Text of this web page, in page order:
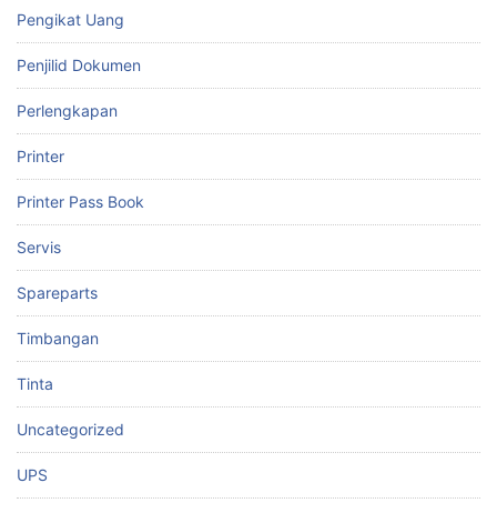
Pengikat Uang
Penjilid Dokumen
Perlengkapan
Printer
Printer Pass Book
Servis
Spareparts
Timbangan
Tinta
Uncategorized
UPS